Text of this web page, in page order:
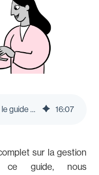
Gestion des fournisseurs : le guide ultime | Le blog Pleo 16:07
sur la gestion
ce guide, nous